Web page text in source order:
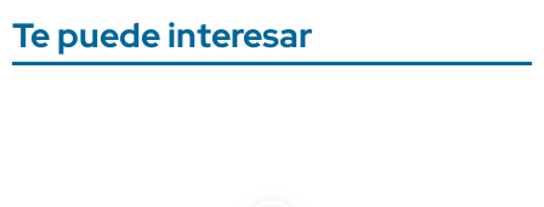
Te puede interesar